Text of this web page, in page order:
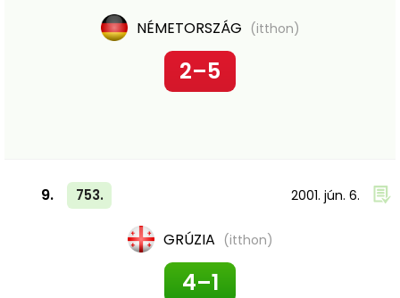
NÉMETORSZÁG (itthon)
2–5
9. 753. 2001. jún. 6.
GRÚZIA (itthon)
4–1